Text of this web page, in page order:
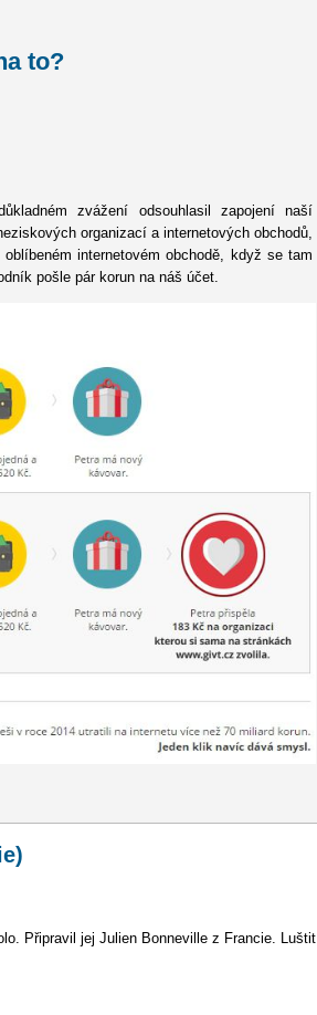
to?
zvážení odsouhlasil zapojení naší
organizací a internetových obchodů,
internetovém obchodě, když se tam
pošle pár korun na náš účet.
Připravil jej Julien Bonneville z Francie. Luštit